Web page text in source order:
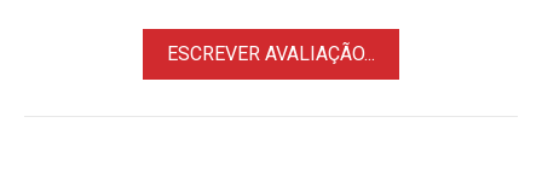
ESCREVER AVALIAÇÃO...